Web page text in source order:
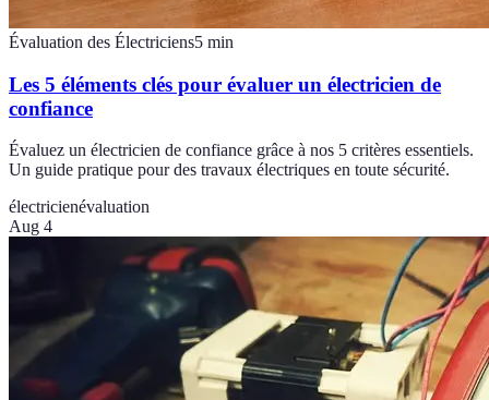
Évaluation des Électriciens5 min
Les 5 éléments clés pour évaluer un électricien de
confiance
Évaluez un électricien de confiance grâce à nos 5 critères essentiels.
Un guide pratique pour des travaux électriques en toute sécurité.
électricienévaluation
Aug 4